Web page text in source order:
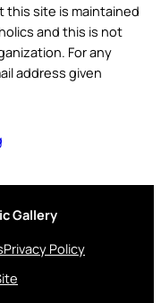
this site is maintained
and this is not
For any
address given
Gallery
Privacy Policy